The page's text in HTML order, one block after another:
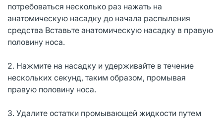
потребоваться несколько раз нажать на
анатомическую насадку до начала распыления
средства Вставьте анатомическую насадку в правую
половину носа.
2. Нажмите на насадку и удерживайте в течение
нескольких секунд, таким образом, промывая
правую половину носа.
3. Удалите остатки промывающей жидкости путем